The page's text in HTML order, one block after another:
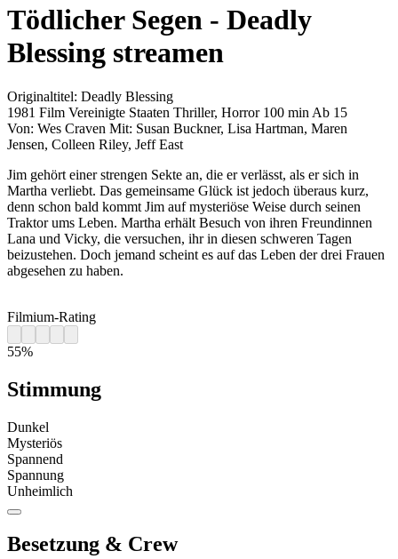
Tödlicher Segen - Deadly
Blessing streamen
Originaltitel: Deadly Blessing
1981 Film Vereinigte Staaten Thriller, Horror 100 min Ab 15
Von: Wes Craven Mit: Susan Buckner, Lisa Hartman, Maren
Jensen, Colleen Riley, Jeff East
Jim gehört einer strengen Sekte an, die er verlässt, als er sich in
Martha verliebt. Das gemeinsame Glück ist jedoch überaus kurz,
denn schon bald kommt Jim auf mysteriöse Weise durch seinen
Traktor ums Leben. Martha erhält Besuch von ihren Freundinnen
Lana und Vicky, die versuchen, ihr in diesen schweren Tagen
beizustehen. Doch jemand scheint es auf das Leben der drei Frauen
abgesehen zu haben.
Filmium-Rating
55%
Stimmung
Dunkel
Mysteriös
Spannend
Spannung
Unheimlich
Besetzung & Crew